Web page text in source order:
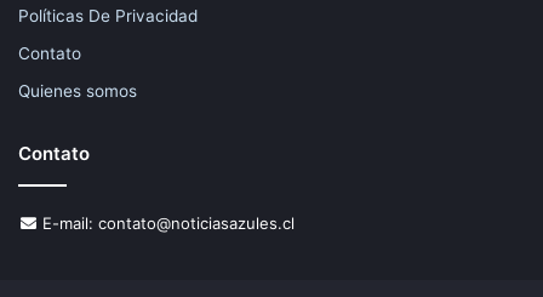
Políticas De Privacidad
Contato
Quienes somos
Contato
E-mail: contato@noticiasazules.cl